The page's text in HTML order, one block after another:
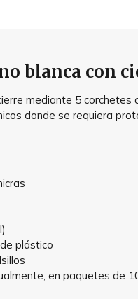
blanca con
mediante 5 corchetes
donde se requiera
plástico
en paquetes de